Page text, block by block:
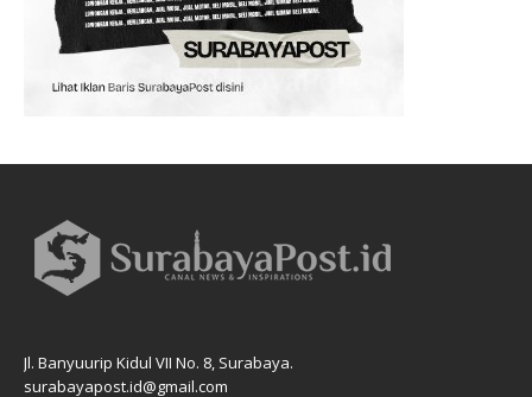
Jl. Banyuurip Kidul VII No. 8, Surabaya.
surabayapost.id@gmail.com